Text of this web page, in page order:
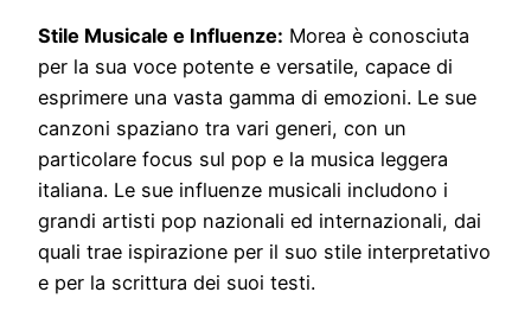
Stile Musicale e Influenze: Morea è conosciuta
per la sua voce potente e versatile, capace di
esprimere una vasta gamma di emozioni. Le sue
canzoni spaziano tra vari generi, con un
particolare focus sul pop e la musica leggera
italiana. Le sue influenze musicali includono i
grandi artisti pop nazionali ed internazionali, dai
quali trae ispirazione per il suo stile interpretativo
e per la scrittura dei suoi testi.